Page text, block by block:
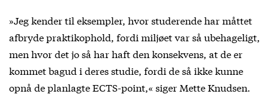
»Jeg kender til eksempler, hvor studerende har måttet
afbryde praktikophold, fordi miljøet var så ubehageligt,
men hvor det jo så har haft den konsekvens, at de er
kommet bagud i deres studie, fordi de så ikke kunne
opnå de planlagte ECTS-point,« siger Mette Knudsen.